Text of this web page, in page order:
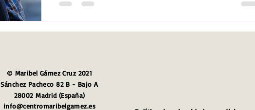
© Maribel Gámez Cruz 2021
Sánchez Pacheco 82 B - Bajo A
28002 Madrid (España)
info@centromaribelgamez.es